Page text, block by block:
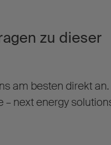
zu dieser
am besten direkt
– next energy